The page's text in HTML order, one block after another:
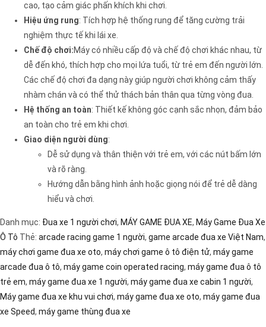
cao, tạo cảm giác phấn khích khi chơi.
Hiệu ứng rung: Tích hợp hệ thống rung để tăng cường trải
nghiệm thực tế khi lái xe.
Chế độ chơi:Máy có nhiều cấp độ và chế độ chơi khác nhau, từ
dễ đến khó, thích hợp cho mọi lứa tuổi, từ trẻ em đến người lớn.
Các chế độ chơi đa dạng này giúp người chơi không cảm thấy
nhàm chán và có thể thử thách bản thân qua từng vòng đua.
Hệ thống an toàn: Thiết kế không góc cạnh sắc nhọn, đảm bảo
an toàn cho trẻ em khi chơi.
Giao diện người dùng:
Dễ sử dụng và thân thiện với trẻ em, với các nút bấm lớn
và rõ ràng.
Hướng dẫn bằng hình ảnh hoặc giọng nói để trẻ dễ dàng
hiểu và chơi.
Danh mục: Đua xe 1 người chơi, MÁY GAME ĐUA XE, Máy Game Đua Xe
Ô Tô Thẻ: arcade racing game 1 người, game arcade đua xe Việt Nam,
máy chơi game đua xe oto, máy chơi game ô tô điện tử, máy game
arcade đua ô tô, máy game coin operated racing, máy game đua ô tô
trẻ em, máy game đua xe 1 người, máy game đua xe cabin 1 người,
Máy game đua xe khu vui chơi, máy game đua xe oto, máy game đua
xe Speed, máy game thùng đua xe